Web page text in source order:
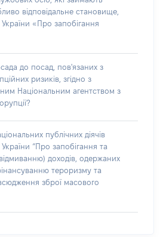
відповідальне становище,
«Про запобігання
до посад, пов'язаних з
ризиків, згідно з
Національним агентством з
публічних діячів
“Про запобігання та
доходів, одержаних
тероризму та
зброї масового